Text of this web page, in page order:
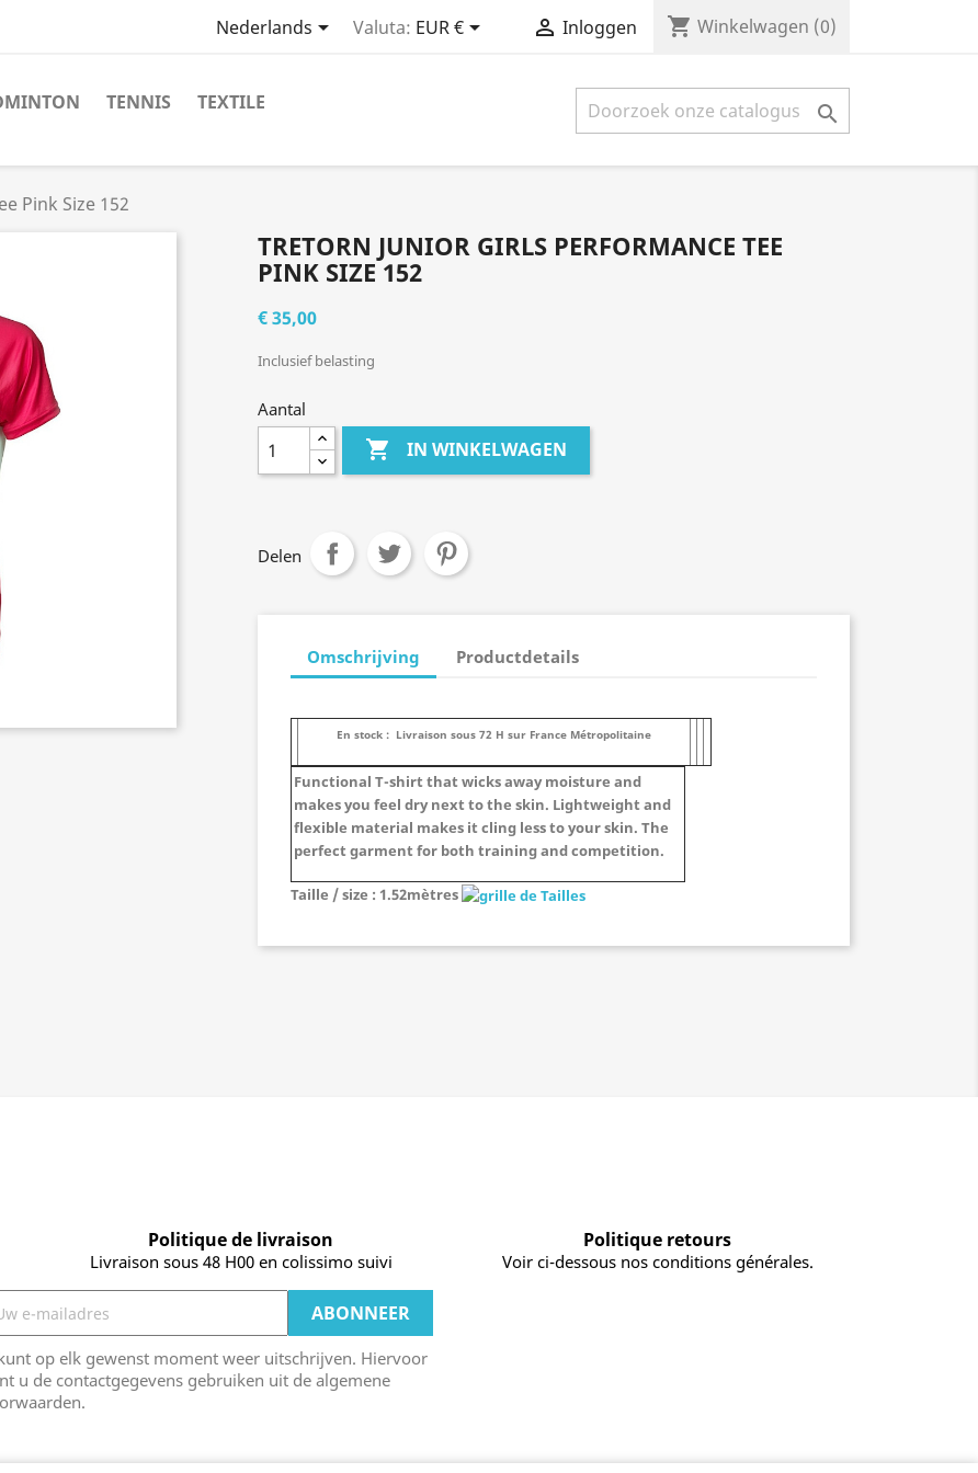
Nederlands Valuta: EUR €  Inloggen shopping_cart Winkelwagen (0)
TENNIS TEXTILE 
Pink Size 152
TRETORN JUNIOR GIRLS PERFORMANCE TEE
PINK SIZE 152
€ 35,00
Inclusief belasting
Aantal
 IN WINKELWAGEN
Delen
Omschrijving Productdetails
En stock : Livraison sous 72 H sur France Métropolitaine
Functional T-shirt that wicks away moisture and
makes you feel dry next to the skin. Lightweight and
flexible material makes it cling less to your skin. The
perfect garment for both training and competition.
Taille / size : 1.52mètres
Politique de livraison
Livraison sous 48 H00 en colissimo suivi
Politique retours
Voir ci-dessous nos conditions générales.
op elk gewenst moment weer uitschrijven. Hiervoor
u de contactgegevens gebruiken uit de algemene